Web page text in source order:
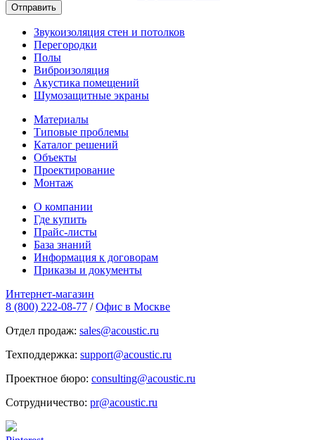
Звукоизоляция стен и потолков
Перегородки
Полы
Виброизоляция
Акустика помещений
Шумозащитные экраны
Материалы
Типовые проблемы
Каталог решений
Объекты
Проектирование
Монтаж
О компании
Где купить
Прайс-листы
База знаний
Информация к договорам
Приказы и документы
Интернет-магазин
8 (800) 222-08-77 / Офис в Москве
Отдел продаж: sales@acoustic.ru
Техподдержка: support@acoustic.ru
Проектное бюро: consulting@acoustic.ru
Сотрудничество: pr@acoustic.ru